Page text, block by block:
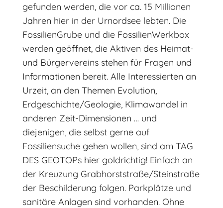
gefunden werden, die vor ca. 15 Millionen
Jahren hier in der Urnordsee lebten. Die
FossilienGrube und die FossilienWerkbox
werden geöffnet, die Aktiven des Heimat-
und Bürgervereins stehen für Fragen und
Informationen bereit. Alle Interessierten an
Urzeit, an den Themen Evolution,
Erdgeschichte/Geologie, Klimawandel in
anderen Zeit-Dimensionen … und
diejenigen, die selbst gerne auf
Fossiliensuche gehen wollen, sind am TAG
DES GEOTOPs hier goldrichtig! Einfach an
der Kreuzung Grabhorststraße/Steinstraße
der Beschilderung folgen. Parkplätze und
sanitäre Anlagen sind vorhanden. Ohne